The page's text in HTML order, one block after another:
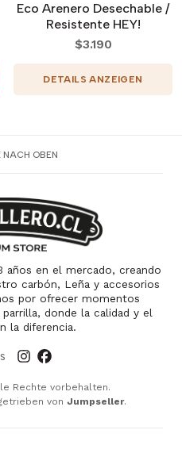
Eco Arenero Desechable /
Resistente HEY!
$3.190
DETAILS ANZEIGEN
NACH OBEN
años en el mercado, creando
carbón, Leña y accesorios
por ofrecer momentos
donde la calidad y el
la diferencia.
Rechte vorbehalten.
von Jumpseller.